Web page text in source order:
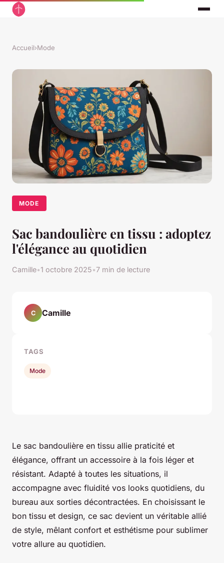
Accueil›Mode
MODE
Sac bandoulière en tissu : adoptez
l'élégance au quotidien
Camille•1 octobre 2025•7 min de lecture
Le sac bandoulière en tissu allie praticité et
élégance, offrant un accessoire à la fois léger et
résistant. Adapté à toutes les situations, il
accompagne avec fluidité vos looks quotidiens, du
bureau aux sorties décontractées. En choisissant le
bon tissu et design, ce sac devient un véritable allié
de style, mêlant confort et esthétisme pour sublimer
votre allure au quotidien.
C Camille
TAGS
Mode